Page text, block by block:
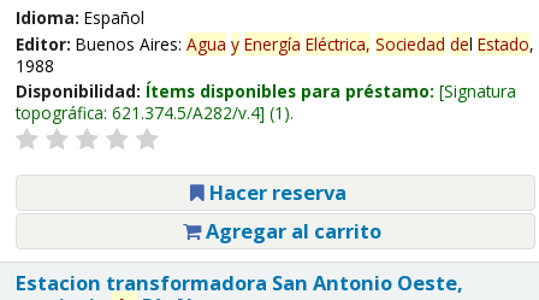
Idioma: Español
Editor: Buenos Aires: Agua y Energía Eléctrica, Sociedad del Estado,
1988
Disponibilidad: Ítems disponibles para préstamo: Signatura
topográfica: 621.374.5/A282/v.4 (1).
Hacer reserva
Agregar al carrito
Estacion transformadora San Antonio Oeste,